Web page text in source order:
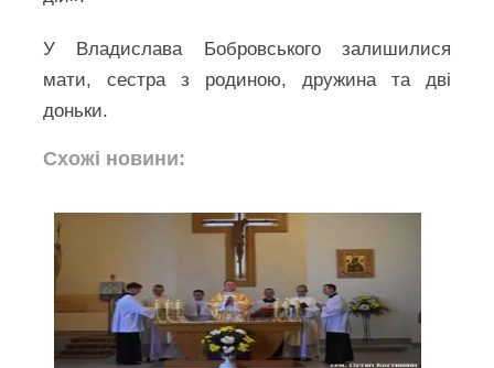
У Владислава Бобровського залишилися
мати, сестра з родиною, дружина та дві
доньки.
Схожі новини: